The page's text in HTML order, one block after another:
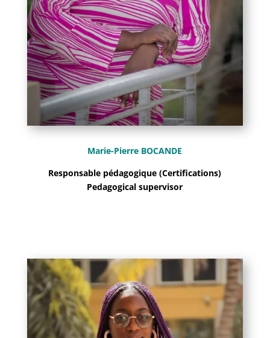
Marie-Pierre BOCANDE
Responsable pédagogique (Certifications)
Pedagogical supervisor